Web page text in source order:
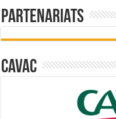
Partenariats
Cavac